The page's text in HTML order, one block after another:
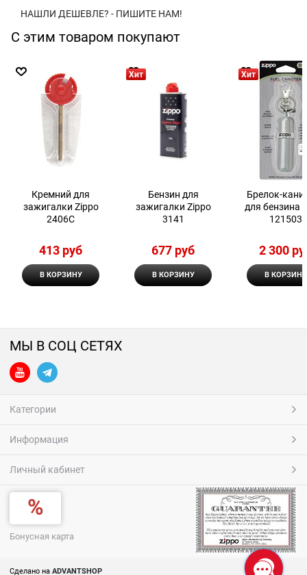
НАШЛИ ДЕШЕВЛЕ? - ПИШИТЕ НАМ!
С этим товаром покупают
Кремний для
зажигалки Zippo
2406С
413 руб
В КОРЗИНУ
Хит
Бензин для
зажигалки Zippo
3141
677 руб
В КОРЗИНУ
Хит
Брелок-
для бензина
121503
2 300
В КОРЗИНУ
МЫ В СОЦ СЕТЯХ
Категории
Информация
Личный кабинет
Бонусная карта
Сделано на ADVANTSHOP